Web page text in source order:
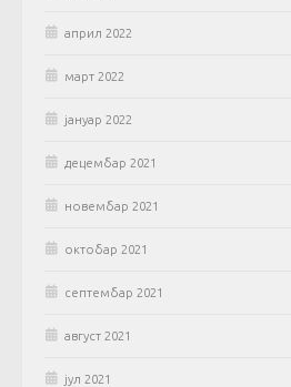
април 2022
март 2022
јануар 2022
децембар 2021
новембар 2021
октобар 2021
септембар 2021
август 2021
јул 2021